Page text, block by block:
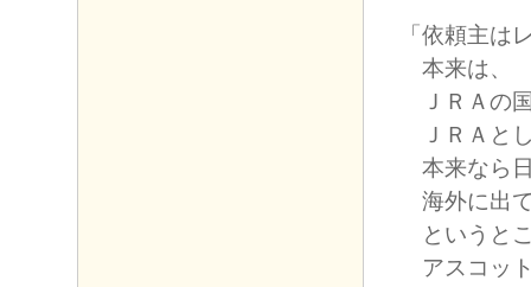
「依頼主は
本来は、
ＪＲＡの
ＪＲＡと
本来なら
海外に出
というと
アスコッ